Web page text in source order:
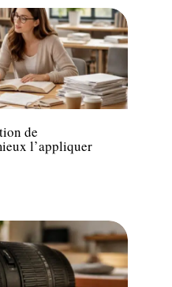
de
l’appliquer